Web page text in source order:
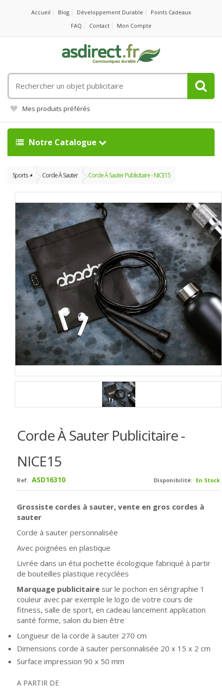
Accueil Blog Développement Durable
Points Cadeaux
FAQ
Contact Mon Compte
un
objet
publicitaire
Mes produits préférés
Notre Catalogue
Sports Corde À Sauter Corde À Sauter Publicitaire - NICE15
Corde À Sauter Publicitaire -
NICE15
Disponibilité: En Stock
Ref. ASD16310
Grossiste cordes à sauter, vente en gros cordes à
sauter
Corde à sauter personnalisée
Avec poignées en plastique
Livrée dans un étui pochette écologique fabriqué à partir
de bouteilles plastique recyclées
Marquage publicitaire sur le pochon en sérigraphie 1
couleur avec par exemple le logo de votre cours de
fitness, salle de sport, en cadeau lancement application
santé forme, salon du bien être
Longueur de la corde à sauter 270 cm
Dimensions corde à sauter personnalisée 20 x 15 x 2 cm
Surface impression 90 x 50 mm
A PARTIR DE